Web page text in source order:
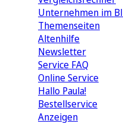
Unternehmen im
Themenseiten
Altenhilfe
Newsletter
Service FAQ
Online Service
Hallo Paula!
Bestellservice
Anzeigen